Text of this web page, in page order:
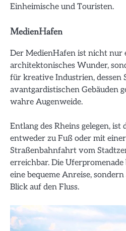
Einheimische und Touristen.
MedienHafen
Der MedienHafen ist nicht nur
architektonisches Wunder,
für kreative Industrien, dessen
avantgardistischen Gebäuden
wahre Augenweide.
Entlang des Rheins gelegen,
entweder zu Fuß oder mit
Straßenbahnfahrt vom
erreichbar. Die
eine bequeme Anreise,
Blick auf den Fluss.